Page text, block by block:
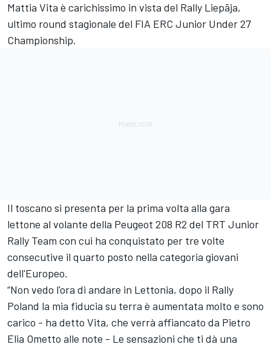
Mattia Vita è carichissimo in vista del Rally Liepāja,
ultimo round stagionale del FIA ERC Junior Under 27
Championship.
Il toscano si presenta per la prima volta alla gara
lettone al volante della Peugeot 208 R2 del TRT Junior
Rally Team con cui ha conquistato per tre volte
consecutive il quarto posto nella categoria giovani
dell'Europeo.
“Non vedo l'ora di andare in Lettonia, dopo il Rally
Poland la mia fiducia su terra è aumentata molto e sono
carico - ha detto Vita, che verrà affiancato da Pietro
Elia Ometto alle note - Le sensazioni che ti dà una